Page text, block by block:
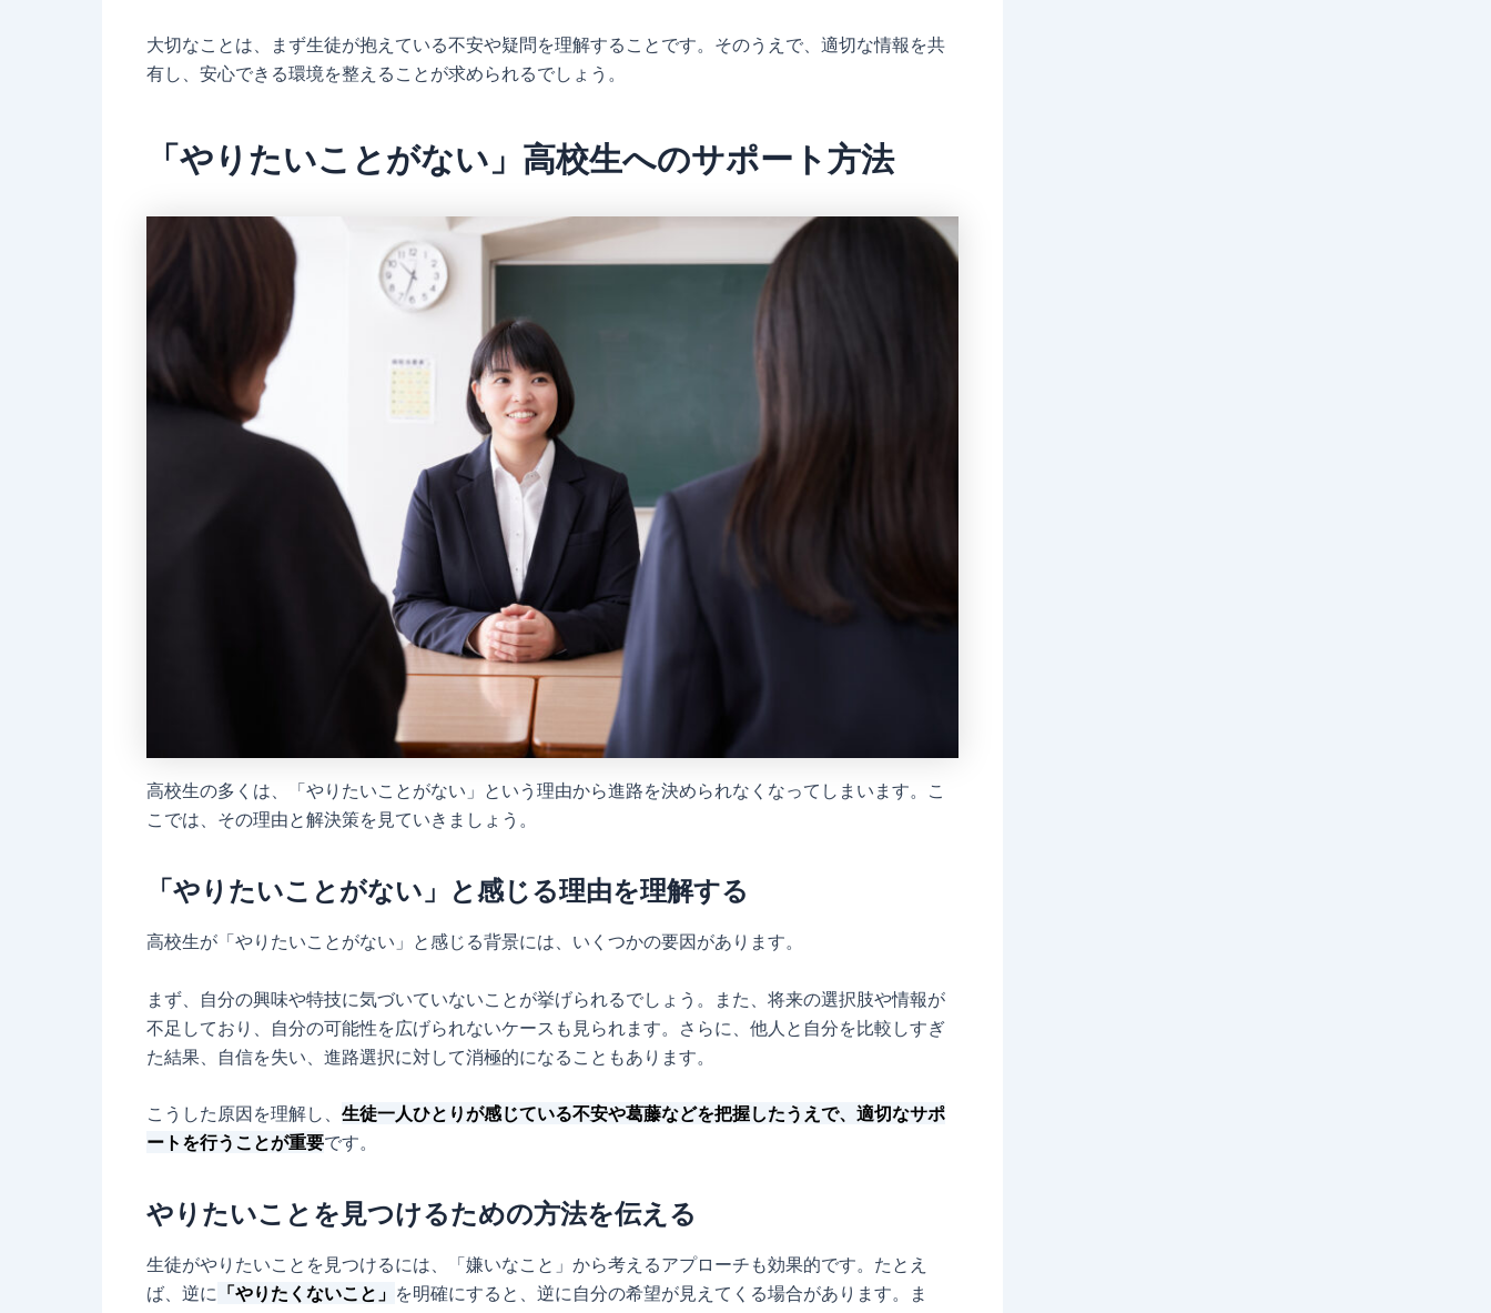
大切なことは、まず生徒が抱えている不安や疑問を理解することです。そのうえで、適切な情報を共
有し、安心できる環境を整えることが求められるでしょう。
「やりたいことがない」高校生へのサポート方法
高校生の多くは、「やりたいことがない」という理由から進路を決められなくなってしまいます。こ
こでは、その理由と解決策を見ていきましょう。
「やりたいことがない」と感じる理由を理解する
高校生が「やりたいことがない」と感じる背景には、いくつかの要因があります。
まず、自分の興味や特技に気づいていないことが挙げられるでしょう。また、将来の選択肢や情報が
不足しており、自分の可能性を広げられないケースも見られます。さらに、他人と自分を比較しすぎ
た結果、自信を失い、進路選択に対して消極的になることもあります。
こうした原因を理解し、 生徒一人ひとりが感じている不安や葛藤などを把握したうえで、適切なサポ
ートを行うことが重要です。
やりたいことを見つけるための方法を伝える
生徒がやりたいことを見つけるには、「嫌いなこと」から考えるアプローチも効果的です。たとえ
ば、逆に 「やりたくないこと」 を明確にすると、逆に自分の希望が見えてくる場合があります。ま